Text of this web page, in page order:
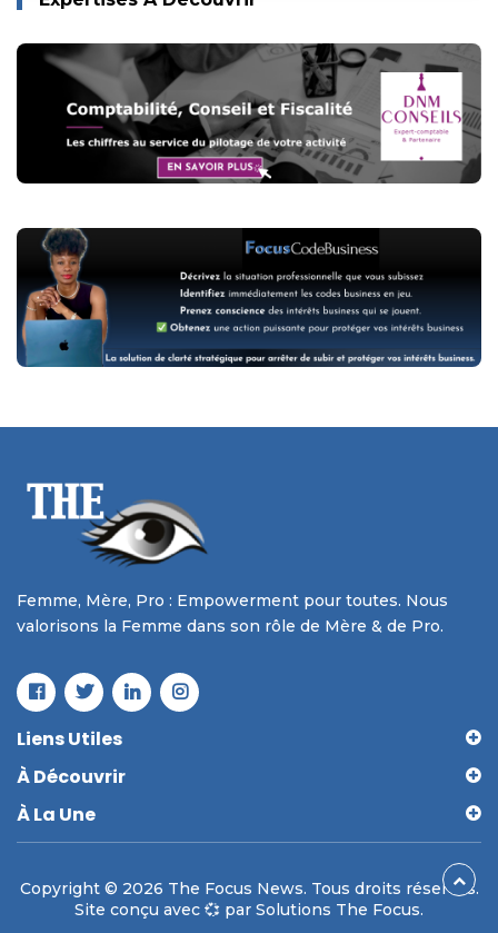
Femme, Mère, Pro : Empowerment pour toutes. Nous
valorisons la Femme dans son rôle de Mère & de Pro.
Liens Utiles
À Découvrir
À La Une
Copyright © 2026 The Focus News. Tous droits réservés.
Site conçu avec 💞 par Solutions The Focus.